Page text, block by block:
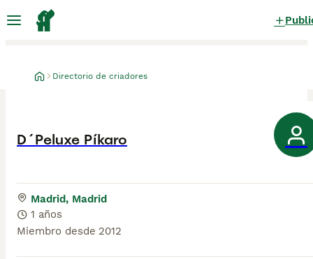
Directorio de criadores
D´Peluxe Píkaro
Madrid, Madrid
1 años
Miembro desde 2012